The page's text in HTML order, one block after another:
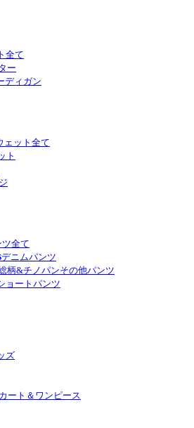
全て
ー
ディガン
ェット全て
ト
全て
デニムパンツ
柄&チノパンその他パンツ
ョートパンツ
ズ
ート＆ワンピース